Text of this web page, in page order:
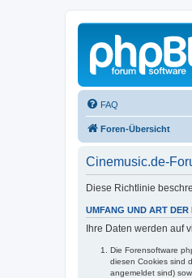
FAQ
Foren-Übersicht
Cinemusic.de-
Diese Richtlinie
UMFANG UND ART DER
Ihre Daten werden auf
Die Forensoftware
diesen Cookies sind
angemeldet sind)